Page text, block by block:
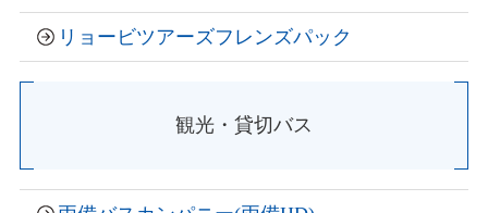
リョービツアーズフレンズパック
観光・貸切バス